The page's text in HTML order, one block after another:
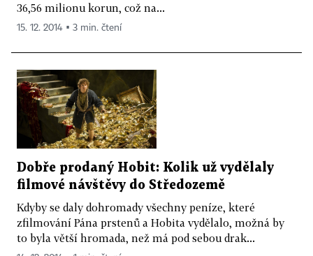
36,56 milionu korun, což na...
15. 12. 2014 ▪ 3 min. čtení
Dobře prodaný Hobit: Kolik už vydělaly
filmové návštěvy do Středozemě
Kdyby se daly dohromady všechny peníze, které
zfilmování Pána prstenů a Hobita vydělalo, možná by
to byla větší hromada, než má pod sebou drak...